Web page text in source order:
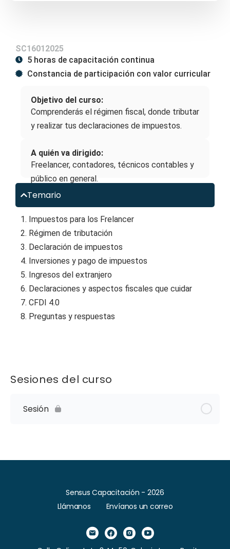
SC16012025
5 horas de capacitación continua
Constancia de participación con valor curricular
Objetivo del curso:
Comprenderás el régimen fiscal, donde tributar
y realizar tus declaraciones de impuestos.
A quién va dirigido:
Freelancer, contadores, técnicos contables y
público en general.
Temario
1. Impuestos para los Frelancer
2. Régimen de tributación
3. Declaración de impuestos
4. Inversiones y pago de impuestos
5. Ingresos del extranjero
6. Declaraciones y aspectos fiscales que cuidar
7. CFDI 4.0
8. Preguntas y respuestas
Sesiones del curso
Sesión
Sensus Capacitación - 2026
Llámanos
Envíanos un correo